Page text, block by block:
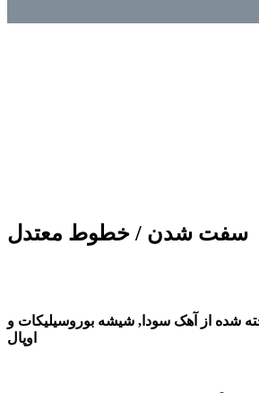
سفت شدن / خطوط معتدل
شده از آهک سودا, شیشه بوروسیلیکات و
اوپال